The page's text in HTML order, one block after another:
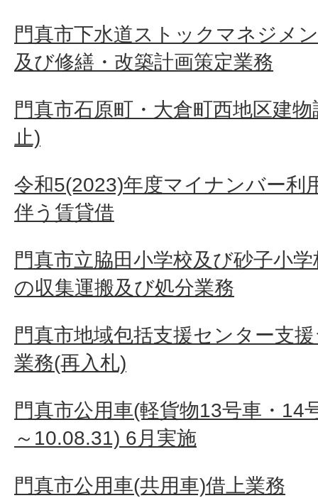
門真市下水道ストックマネジメ
及び修繕・改築計画策定業務
門真市石原町・大倉町西地区建
止)
令和5(2023)年度マイナンバー利
伴う賃貸借
門真市立脇田小学校及び砂子小
の収集運搬及び処分業務
門真市地域包括支援センター支
業務(再入札)
門真市公用車(軽貨物13号車・14
～10.08.31) 6月実施
門真市公用車(共用車)借上業務